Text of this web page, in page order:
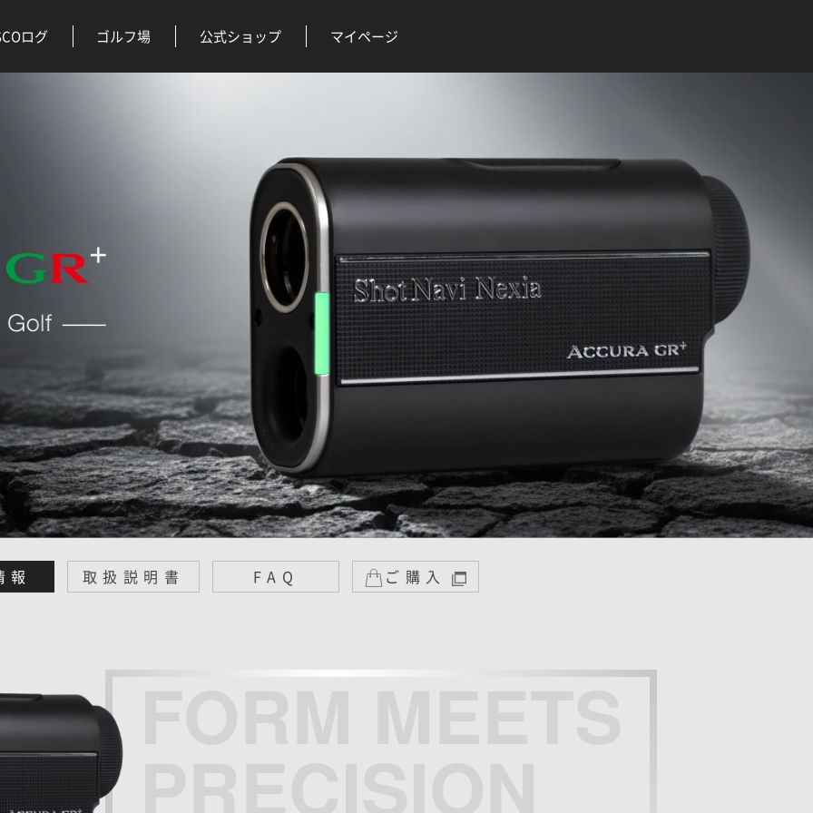
ログ ゴルフ場 公式ショップ マイページ
報 取扱説明書 FAQ ご購入